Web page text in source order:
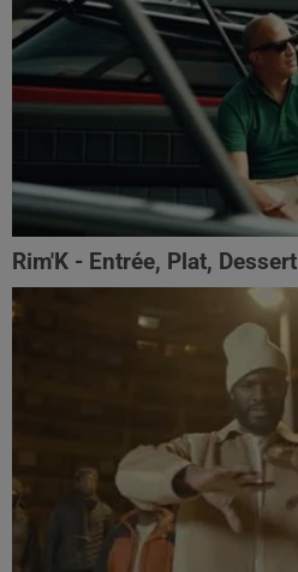
Rim'K - Entrée, Plat, Dessert